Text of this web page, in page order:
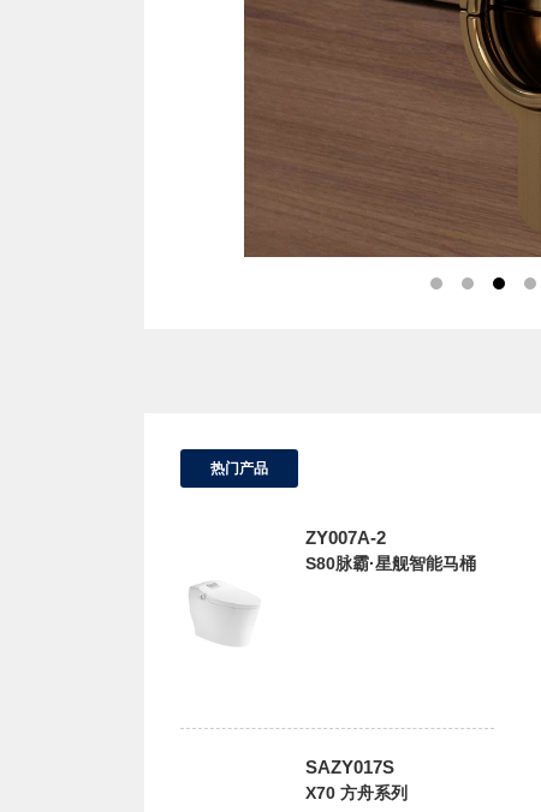
热门产品
ZY007A-2
S80脉霸·星舰智能马桶
SAZY017S
X70 方舟系列